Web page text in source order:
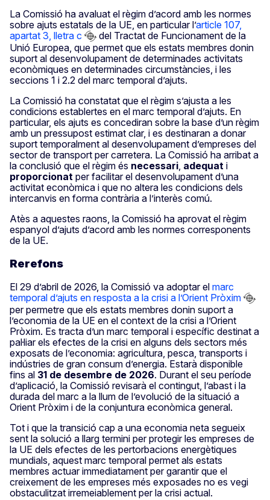
La Comissió ha avaluat el règim d’acord amb les normes
sobre ajuts estatals de la UE, en particular l’article 107,
apartat 3, lletra c
del Tractat de Funcionament de la
Unió Europea, que permet que els estats membres donin
suport al desenvolupament de determinades activitats
econòmiques en determinades circumstàncies, i les
seccions 1 i 2.2 del marc temporal d’ajuts.
La Comissió ha constatat que el règim s’ajusta a les
condicions establertes en el marc temporal d’ajuts. En
particular, els ajuts es concediran sobre la base d’un règim
amb un pressupost estimat clar, i es destinaran a donar
suport temporalment al desenvolupament d’empreses del
sector de transport per carretera. La Comissió ha arribat a
la conclusió que el règim és necessari, adequat i
proporcionat per facilitar el desenvolupament d’una
activitat econòmica i que no altera les condicions dels
intercanvis en forma contrària a l’interès comú.
Atès a aquestes raons, la Comissió ha aprovat el règim
espanyol d’ajuts d’acord amb les normes corresponents
de la UE.
Rerefons
El 29 d’abril de 2026, la Comissió va adoptar el marc
temporal d’ajuts en resposta a la crisi a l’Orient Pròxim
per permetre que els estats membres donin suport a
l’economia de la UE en el context de la crisi a l’Orient
Pròxim. Es tracta d’un marc temporal i específic destinat a
pal·liar els efectes de la crisi en alguns dels sectors més
exposats de l’economia: agricultura, pesca, transports i
indústries de gran consum d’energia. Estarà disponible
fins al 31 de desembre de 2026. Durant el seu període
d’aplicació, la Comissió revisarà el contingut, l’abast i la
durada del marc a la llum de l’evolució de la situació a
Orient Pròxim i de la conjuntura econòmica general.
Tot i que la transició cap a una economia neta segueix
sent la solució a llarg termini per protegir les empreses de
la UE dels efectes de les pertorbacions energètiques
mundials, aquest marc temporal permet als estats
membres actuar immediatament per garantir que el
creixement de les empreses més exposades no es vegi
obstaculitzat irremeiablement per la crisi actual.